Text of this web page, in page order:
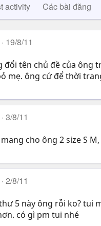
activity Các bài đăng
19/8/11
đổi tên chủ đề của ông
mẹ. ông cứ để thời
3/8/11
cho ông 2 size S
2/8/11
5 này ông rỗi ko? tui
có gì pm tui nhé